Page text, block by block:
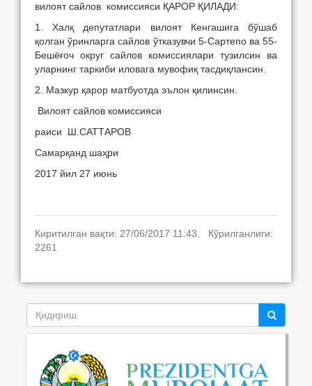
вилоят сайлов комиссияси ҚАРОР ҚИЛАДИ:
1. Халқ депутатлари вилоят Кенгашига бўшаб
қолган ўринларга сайлов ўтказувчи 5-Сартепо ва 55-
Бешёғоч округ сайлов комиссиялари тузилсин ва
уларнинг таркиби иловага мувофиқ тасдиқлансин.
2. Мазкур қарор матбуотда эълон қилинсин.
Вилоят сайлов комиссияси
раиси Ш.САТТАРОВ
Самарқанд шаҳри
2017 йил 27 июнь
Киритилган вақти: 27/06/2017 11:43. Кўрилганлиги:
2261